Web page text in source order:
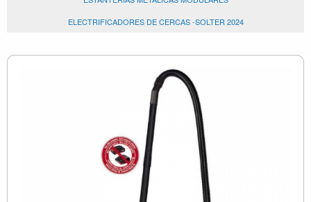
ELECTRIFICADORES DE CERCAS -SOLTER 2024